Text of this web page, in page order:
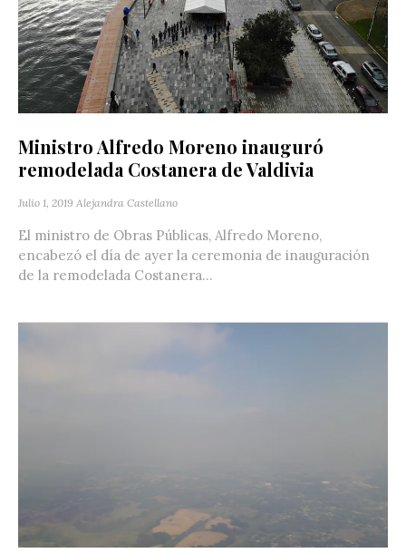
Ministro Alfredo Moreno inauguró
remodelada Costanera de Valdivia
Julio 1, 2019 Alejandra Castellano
El ministro de Obras Públicas, Alfredo Moreno,
encabezó el día de ayer la ceremonia de inauguración
de la remodelada Costanera...